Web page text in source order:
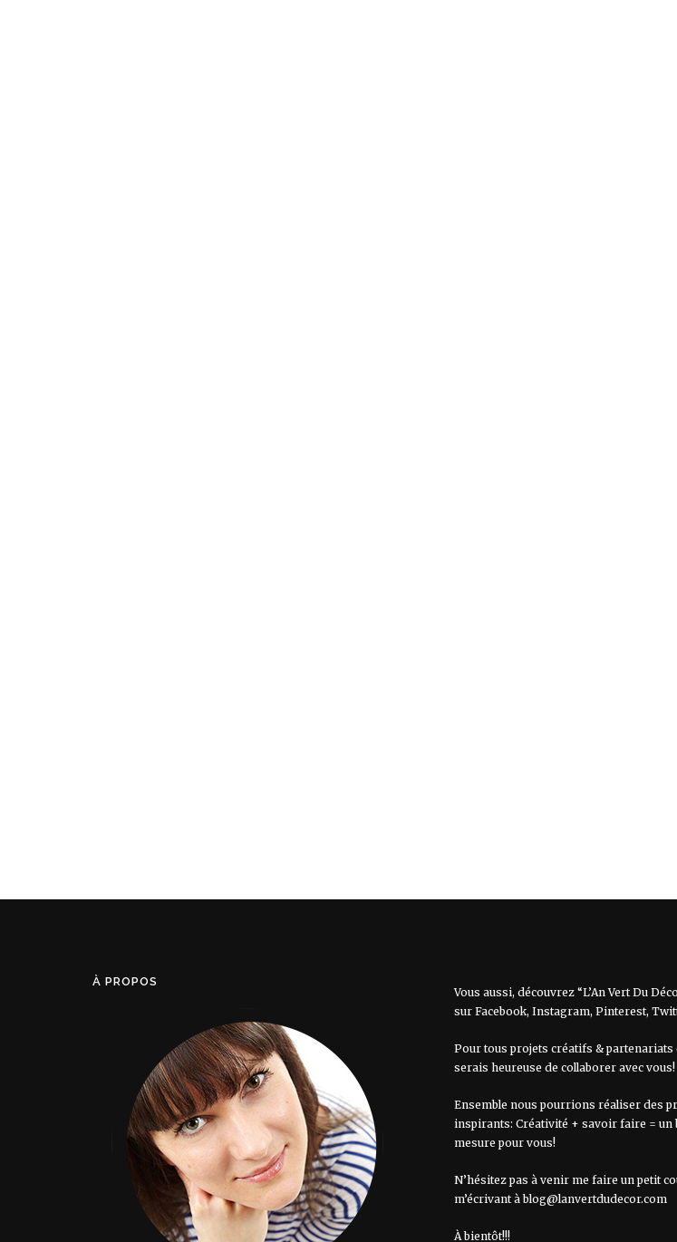
À PROPOS
Vous aussi, découvrez “L’An Vert Du
sur Facebook, Instagram, Pinterest,
Pour tous projets créatifs & partenariats
serais heureuse de collaborer avec vous!
Ensemble nous pourrions réaliser des
inspirants: Créativité + savoir faire = un
mesure pour vous!
N’hésitez pas à venir me faire un petit
m’écrivant àblog@lanvertdudecor.com
À bientôt!!!